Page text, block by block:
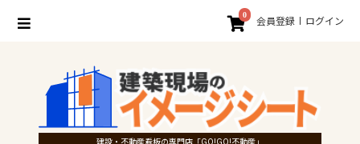
0
会員登録 ログイン
建設・不動産看板の専門店「GO!GO!不動産」